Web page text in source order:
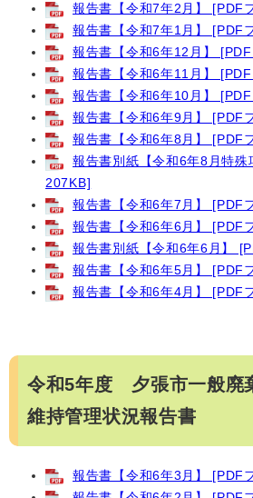
報告書【令和7年2月】 [PDF
報告書【令和7年1月】 [PDF
報告書【令和6年12月】
報告書【令和6年11月】
報告書【令和6年10月】
報告書【令和6年9月】 [PDF
報告書【令和6年8月】 [PDF
報告書別紙【令和6年8月特殊
207KB]
報告書【令和6年7月】 [PDF
報告書【令和6年6月】 [PDF
報告書別紙【令和6年6月】
報告書【令和6年5月】 [PDF
報告書【令和6年4月】 [PDF
令和5年度 夕張市一般廃
維持管理状況報告書
報告書【令和6年3月】 [PDF